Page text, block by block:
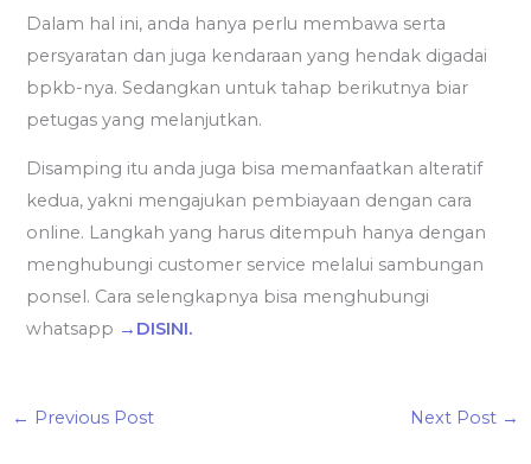
Dalam hal ini, anda hanya perlu membawa serta
persyaratan dan juga kendaraan yang hendak digadai
bpkb-nya. Sedangkan untuk tahap berikutnya biar
petugas yang melanjutkan.
Disamping itu anda juga bisa memanfaatkan alteratif
kedua, yakni mengajukan pembiayaan dengan cara
online. Langkah yang harus ditempuh hanya dengan
menghubungi customer service melalui sambungan
ponsel. Cara selengkapnya bisa menghubungi
whatsapp →DISINI.
← Previous Post Next Post →